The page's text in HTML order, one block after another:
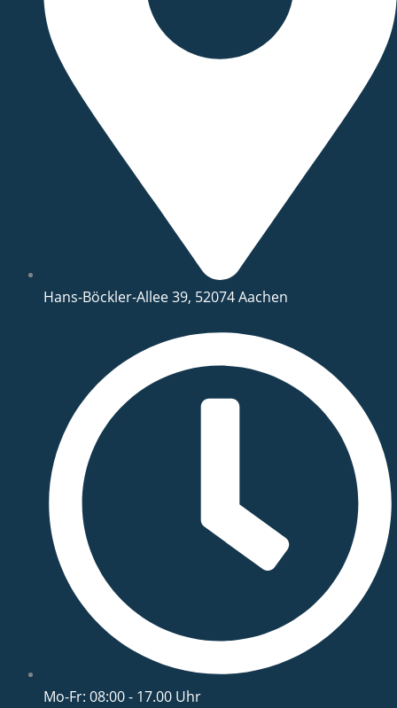
Hans-Böckler-Allee 39, 52074 Aachen
Mo-Fr: 08:00 - 17.00 Uhr